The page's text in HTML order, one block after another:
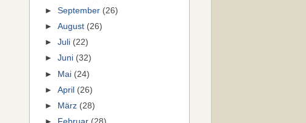
►September (26)
►August (26)
►Juli (22)
►Juni (32)
► Mai (24)
►April (26)
►
März (28)